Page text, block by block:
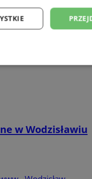
rok
w Wodzisławiu
Targetowanie